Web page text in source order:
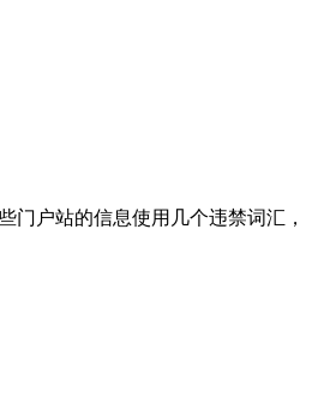
门户站的信息使用几个违禁词汇，